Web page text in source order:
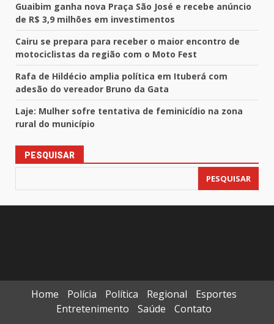
Guaibim ganha nova Praça São José e recebe anúncio
de R$ 3,9 milhões em investimentos
Cairu se prepara para receber o maior encontro de
motociclistas da região com o Moto Fest
Rafa de Hildécio amplia política em Ituberá com
adesão do vereador Bruno da Gata
Laje: Mulher sofre tentativa de feminicídio na zona
rural do município
PESQUISAR
PESQUISAR
Home Polícia Política Regional
Esportes
Entretenimento
Saúde Contato